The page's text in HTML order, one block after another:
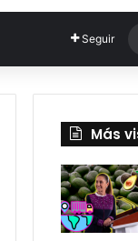
Seguir
Más